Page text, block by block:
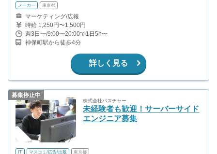
メーカー 東京都
マーケティング/広報
時給 1,250円〜1,500円
週3日〜/9:00〜20:00で1日5h〜
神保町駅から徒歩4分
詳しく見る
募集停止中
株式会社パスチャー
未経験者も歓迎！サーバーサイド
エンジニア募集
IT マスコミ/広告/出版 東京都